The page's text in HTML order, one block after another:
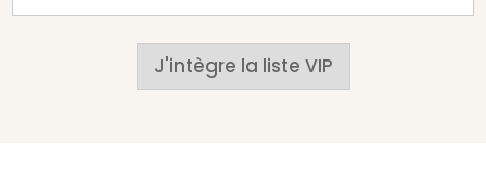
J'intègre la liste VIP